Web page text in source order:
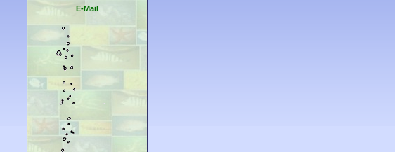
E-Mail